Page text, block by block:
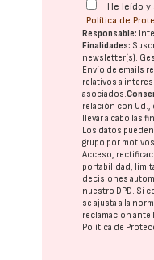
He leído
Política de
Responsable:
Finalidades:
newsletter(s).
Envío de emails
relativos a
asociados.
relación con Ud.,
llevar a cabo las
Los datos
grupo por
Acceso,
portabilidad,
decisiones
nuestro DPD. Si
se ajusta a la
reclamación ante
Política de